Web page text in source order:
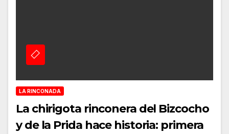
LA RINCONADA
La chirigota rinconera del Bizcocho
y de la Prida hace historia: primera